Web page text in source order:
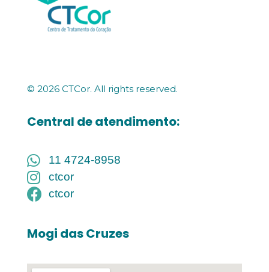
© 2026 CTCor. All rights reserved.
Central de atendimento:
11 4724-8958
ctcor
ctcor
Mogi das Cruzes